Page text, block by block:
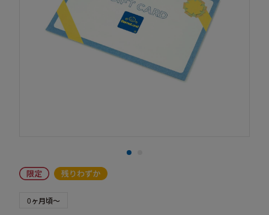
0ヶ月頃～